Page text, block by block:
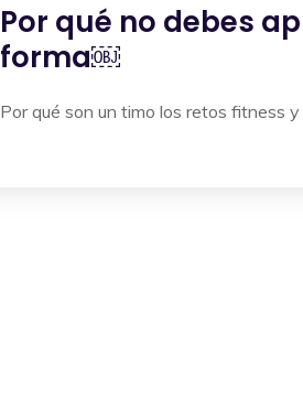
Por qué no debes
forma￼
Por qué son un timo los retos fitness